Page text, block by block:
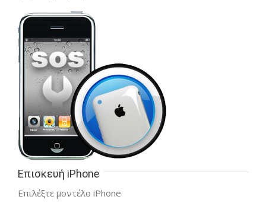
Επισκευή iPhone
Επιλέξτε μοντέλο iPhone